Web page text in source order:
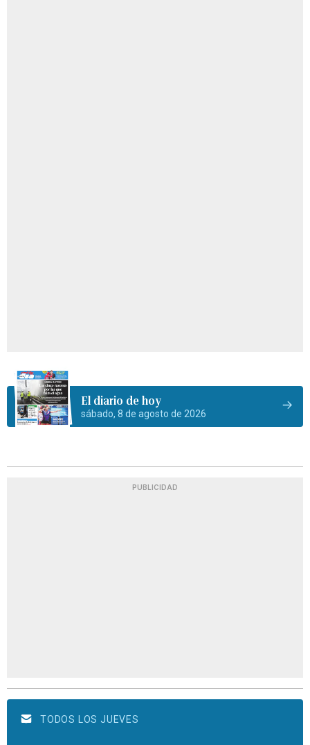
El diario de hoy
sábado, 8 de agosto de 2026
PUBLICIDAD
TODOS LOS JUEVES